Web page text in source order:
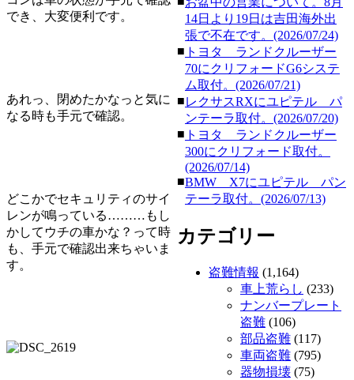
でき、大変便利です。
あれっ、閉めたかなっと気に
なる時も手元で確認。
どこかでセキュリティのサイ
レンが鳴っている………もし
かしてウチの車かな？って時
も、手元で確認出来ちゃいま
す。
14日より19日は吉田海外出
張で不在です。(2026/07/24)
■ トヨタ ランドクルーザー
70にクリフォードG6システ
ム取付。(2026/07/21)
■レクサスRXにユピテル パ
ンテーラ取付。(2026/07/20)
■ トヨタ ランドクルーザー
300にクリフォード取付。
(2026/07/14)
■BMW X7にユピテル パン
テーラ取付。(2026/07/13)
カテゴリー
盗難情報 (1,164)
車上荒らし (233)
ナンバープレート
盗難 (106)
部品盗難 (117)
車両盗難 (795)
器物損壊 (75)